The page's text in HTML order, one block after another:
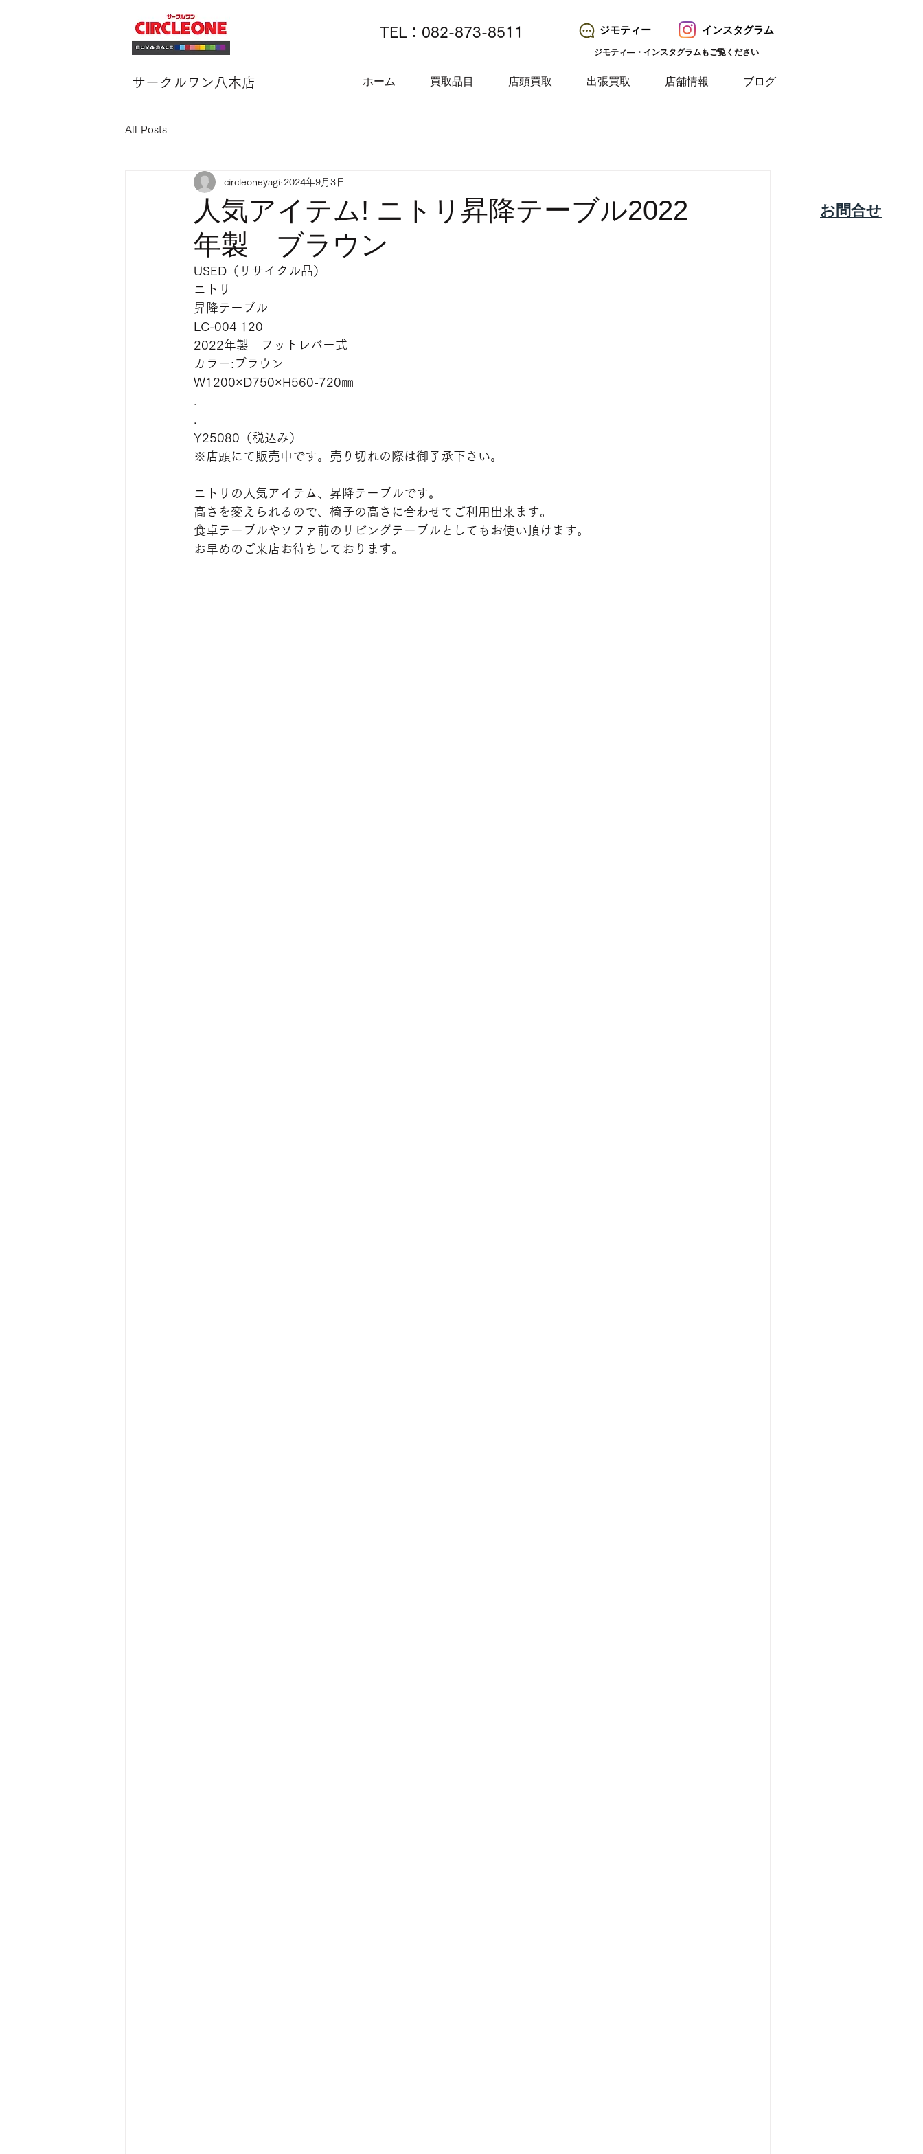
​お問合せ
サークルワン八木店
TEL：082-873-8511 ジモティー インスタグラム
ジモティ―・インスタグラムもご覧ください
ホーム 買取品目 店頭買取 出張買取 店舗情報 ブログ
All Posts
人気アイテム! ニトリ昇降テーブル2022
年製 ブラウン
circleoneyagi 2024年9月3日
USED（リサイクル品）
ニトリ
昇降テーブル
LC-004 120
2022年製　フットレバー式
カラー:ブラウン
W1200×D750×H560-720㎜
¥25080（税込み）
※店頭にて販売中です。売り切れの際は御了承下さい。
ニトリの人気アイテム、昇降テーブルです。
高さを変えられるので、椅子の高さに合わせてご利用出来ます。
食卓テーブルやソファ前のリビングテーブルとしてもお使い頂けます。
お早めのご来店お待ちしております。